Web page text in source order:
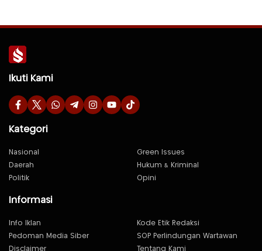
Ikuti Kami
Kategori
Nasional
Green Issues
Daerah
Hukum & Kriminal
Politik
Opini
Informasi
Info Iklan
Kode Etik Redaksi
Pedoman Media Siber
SOP Perlindungan Wartawan
Disclaimer
Tentang Kami